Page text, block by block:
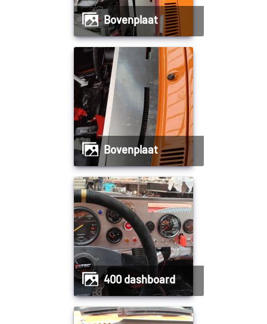
Bovenplaat
Bovenplaat
400 dashboard